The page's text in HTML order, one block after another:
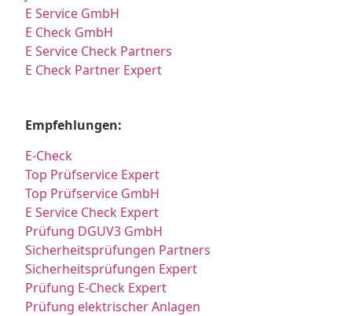
E Service GmbH
E Check GmbH
E Service Check Partners
E Check Partner Expert
Empfehlungen:
E-Check
Top Prüfservice Expert
Top Prüfservice GmbH
E Service Check Expert
Prüfung DGUV3 GmbH
Sicherheitsprüfungen Partners
Sicherheitsprüfungen Expert
Prüfung E-Check Expert
Prüfung elektrischer Anlagen